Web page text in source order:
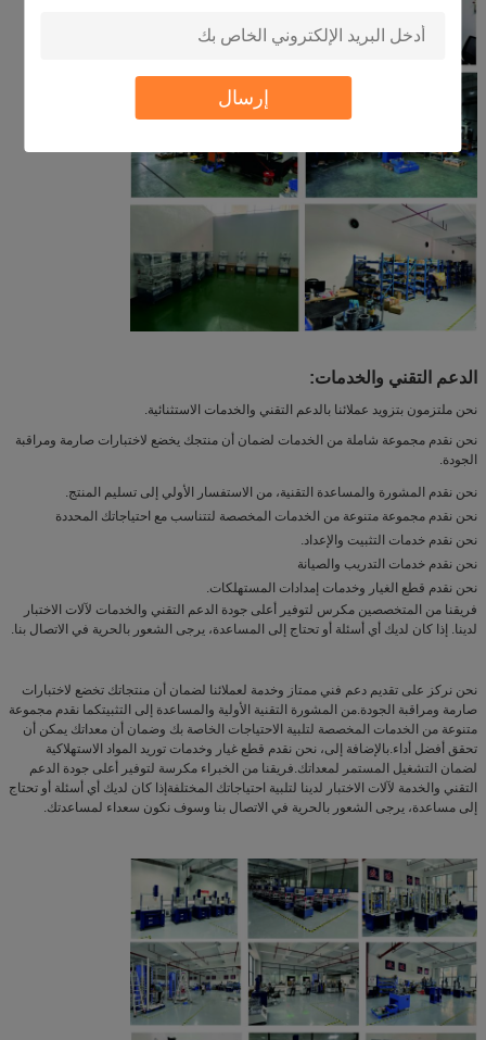
إرسال
الدعم التقني والخدمات:
نحن ملتزمون بتزويد عملائنا بالدعم التقني والخدمات الاستثنائية.
نحن نقدم مجموعة شاملة من الخدمات لضمان أن منتجك يخضع لاختبارات صارمة ومراقبة
الجودة.
نحن نقدم المشورة والمساعدة التقنية، من الاستفسار الأولي إلى تسليم المنتج.
نحن نقدم مجموعة متنوعة من الخدمات المخصصة لتتناسب مع احتياجاتك المحددة
نحن نقدم خدمات التثبيت والإعداد.
نحن نقدم خدمات التدريب والصيانة
نحن نقدم قطع الغيار وخدمات إمدادات المستهلكات.
فريقنا من المتخصصين مكرس لتوفير أعلى جودة الدعم التقني والخدمات لآلات الاختبار
لدينا. إذا كان لديك أي أسئلة أو تحتاج إلى المساعدة، يرجى الشعور بالحرية في الاتصال بنا.
نحن نركز على تقديم دعم فني ممتاز وخدمة لعملائنا لضمان أن منتجاتك تخضع لاختبارات
صارمة ومراقبة الجودة.من المشورة التقنية الأولية والمساعدة إلى التثبيتكما نقدم مجموعة
متنوعة من الخدمات المخصصة لتلبية الاحتياجات الخاصة بك وضمان أن معداتك يمكن أن
تحقق أفضل أداء.بالإضافة إلى، نحن نقدم قطع غيار وخدمات توريد المواد الاستهلاكية
لضمان التشغيل المستمر لمعداتك.فريقنا من الخبراء مكرسة لتوفير أعلى جودة الدعم
التقني والخدمة لآلات الاختبار لدينا لتلبية احتياجاتك المختلفةإذا كان لديك أي أسئلة أو تحتاج
إلى مساعدة، يرجى الشعور بالحرية في الاتصال بنا وسوف نكون سعداء لمساعدتك.